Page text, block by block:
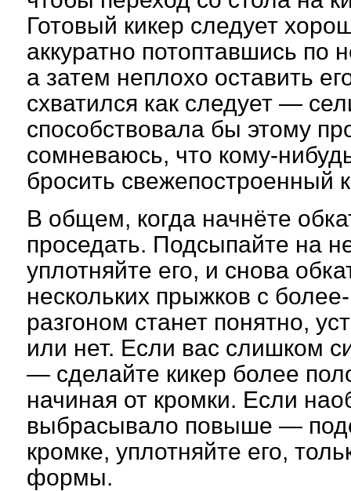
Готовый кикер следует
аккуратно потоптавшись по
а затем неплохо оставить
схватился как следует —
способствовала бы этому
сомневаюсь, что кому-
бросить свежепостроенный
В общем, когда начнёте
проседать. Подсыпайте на
уплотняйте его, и снова
нескольких прыжков с
разгоном станет понятно,
или нет. Если вас слишком
— сделайте кикер более
начиная от кромки. Если
выбрасывало повыше —
кромке, уплотняйте его,
формы.